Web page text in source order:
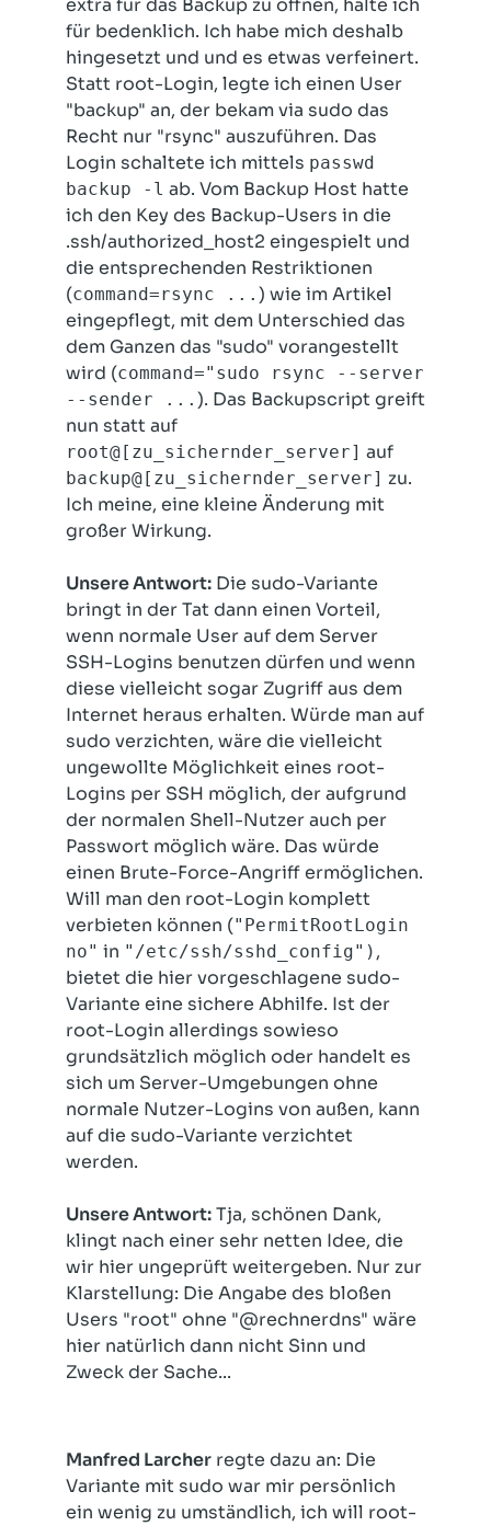
extra für das Backup zu öffnen, halte ich
für bedenklich. Ich habe mich deshalb
hingesetzt und und es etwas verfeinert.
Statt root-Login, legte ich einen User
"backup" an, der bekam via sudo das
Recht nur "rsync" auszuführen. Das
Login schaltete ich mittels passwd
backup -l ab. Vom Backup Host hatte
ich den Key des Backup-Users in die
.ssh/authorized_host2 eingespielt und
die entsprechenden Restriktionen
(command=rsync ... ) wie im Artikel
eingepflegt, mit dem Unterschied das
dem Ganzen das "sudo" vorangestellt
wird (command="sudo rsync --server
--sender ... ). Das Backupscript greift
nun statt auf
root@[zu_sichernder_server] auf
backup@[zu_sichernder_server] zu.
Ich meine, eine kleine Änderung mit
großer Wirkung.
Unsere Antwort: Die sudo-Variante
bringt in der Tat dann einen Vorteil,
wenn normale User auf dem Server
SSH-Logins benutzen dürfen und wenn
diese vielleicht sogar Zugriff aus dem
Internet heraus erhalten. Würde man auf
sudo verzichten, wäre die vielleicht
ungewollte Möglichkeit eines root-
Logins per SSH möglich, der aufgrund
der normalen Shell-Nutzer auch per
Passwort möglich wäre. Das würde
einen Brute-Force-Angriff ermöglichen.
Will man den root-Login komplett
verbieten können ("PermitRootLogin
no" in "/etc/ssh/sshd_config") ,
bietet die hier vorgeschlagene sudo-
Variante eine sichere Abhilfe. Ist der
root-Login allerdings sowieso
grundsätzlich möglich oder handelt es
sich um Server-Umgebungen ohne
normale Nutzer-Logins von außen, kann
auf die sudo-Variante verzichtet
werden.
Unsere Antwort:Tja, schönen Dank,
klingt nach einer sehr netten Idee, die
wir hier ungeprüft weitergeben. Nur zur
Klarstellung: Die Angabe des bloßen
Users "root" ohne "@rechnerdns" wäre
hier natürlich dann nicht Sinn und
Zweck der Sache...
Manfred Larcher regte dazu an: Die
Variante mit sudo war mir persönlich
ein wenig zu umständlich, ich will root-